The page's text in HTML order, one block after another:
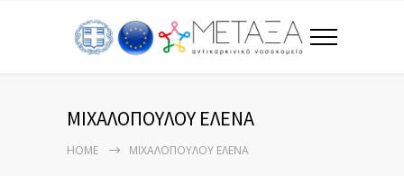
ΜΙΧΑΛΟΠΟΥΛΟΥ ΕΛΕΝΑ
HOME ΜΙΧΑΛΟΠΟΥΛΟΥ ΕΛΕΝΑ